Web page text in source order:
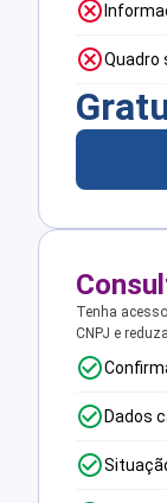
Quadro
Tenha
CNPJ e
Dados